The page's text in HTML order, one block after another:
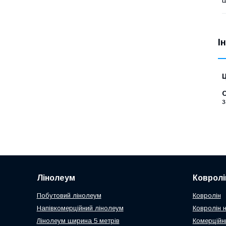
Лінолеум
Побутовий лінолеум
Напівкомерційний лінолеум
Лінолеум ширина 5 метрів
Ковролін
Ковролін